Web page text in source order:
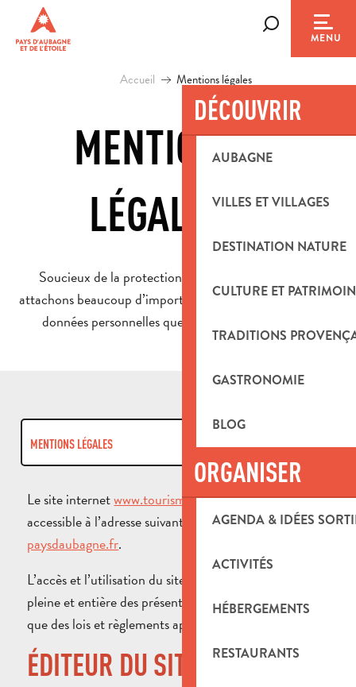
contenu
MENU
DÉCOUVRIR
AUBAGNE
VILLES ET VILLAGES
DESTINATION NATURE
CULTURE ET
TRADITIONS
GASTRONOMIE
BLOG
ORGANISER
AGENDA & IDÉES
ACTIVITÉS
HÉBERGEMENTS
RESTAURANTS
Accueil Mentions légales
MENTIONS
LÉGALES
Soucieux de la protection de votre vie privée, nous
attachons beaucoup d’importance à la confidentialité des
données personnelles que vous nous transmettez.
MENTIONS LÉGALES
Le site internetwww.tourisme-paysdaubagne.frest
accessible à l’adresse suivante :
www.tourisme-
paysdaubagne.fr.
L’accès et l’utilisation du site impliquent l’acceptation
pleine et entière des présentes mentions légales ainsi
que des lois et règlements applicables.
ÉDITEUR DU SITE